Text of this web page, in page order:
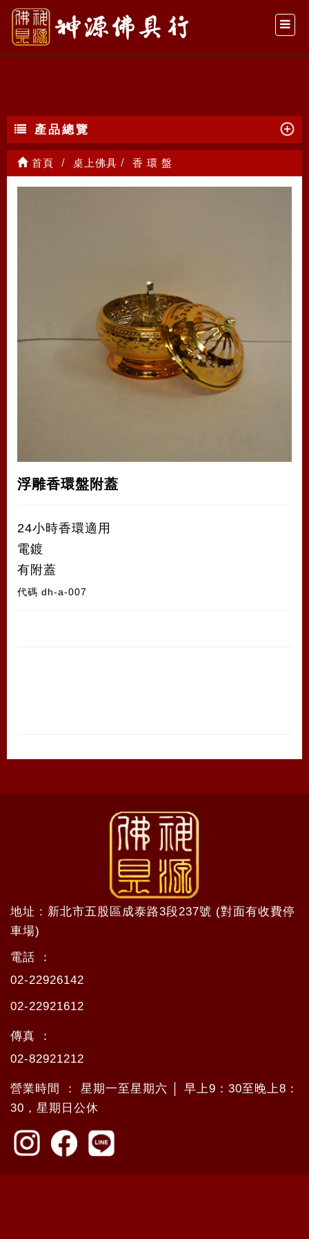
香 環 盤
產品總覽
首頁 桌上佛具 香 環 盤
浮雕香環盤附蓋
24小時香環適用
電鍍
有附蓋
代碼 dh-a-007
地址 : 新北市五股區成泰路3段237號 (對面有收費停
車場)
電話 ：
02-22926142
02-22921612
傳真 ：
02-82921212
營業時間 ： 星期一至星期六 │ 早上9：30至晚上8：
30，星期日公休